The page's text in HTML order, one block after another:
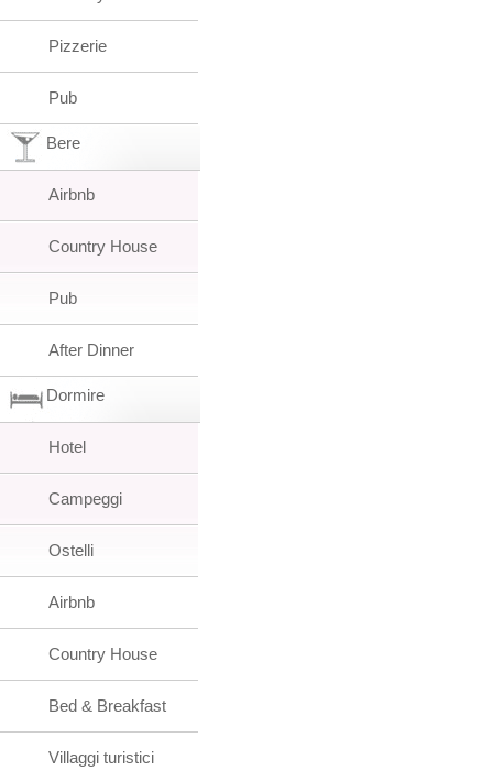
Pizzerie
Pub
Bere
Airbnb
Country House
Pub
After Dinner
Dormire
Hotel
Campeggi
Ostelli
Airbnb
Country House
Bed & Breakfast
Villaggi turistici